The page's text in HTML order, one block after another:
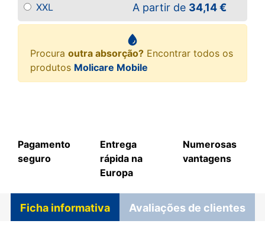
XXL A partir de 34,14 €
Procura outra absorção? Encontrar todos os
produtos Molicare Mobile
Pagamento
seguro
Entrega
rápida na
Europa
Numerosas
vantagens
Ficha informativa Avaliações de clientes